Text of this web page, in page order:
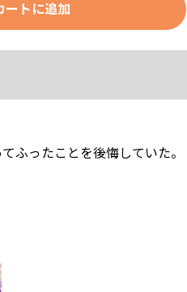
ートに追加
ふったことを後悔していた。